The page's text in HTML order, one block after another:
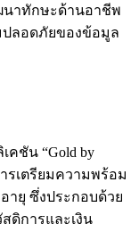
าทักษะด้านอาชีพ
ปลอดภัยของข้อมูล
คชัน “Gold by
ารเตรียมความพร้อม
ายุ ซึ่งประกอบด้วย
ดิการและเงิน